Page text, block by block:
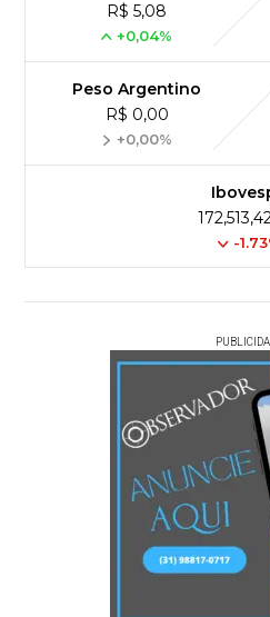
R$ 5,08
+0,04%
Peso Argentino
R$ 0,00
+0,00%
-